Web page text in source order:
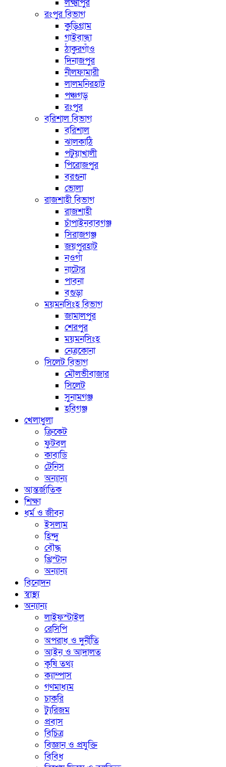
লক্ষ্মীপুর
রংপুর বিভাগ
কুড়িগ্রাম
গাইবান্ধা
ঠাকুরগাঁও
দিনাজপুর
নীলফামারী
লালমনিরহাট
পঞ্চগড়
রংপুর
বরিশাল বিভাগ
বরিশাল
ঝালকাঠি
পটুয়াখালী
পিরোজপুর
বরগুনা
ভোলা
রাজশাহী বিভাগ
রাজশাহী
চাঁপাইনবাবগঞ্জ
সিরাজগঞ্জ
জয়পুরহাট
নওগাঁ
নাটোর
পাবনা
বগুড়া
ময়মনসিংহ বিভাগ
জামালপুর
শেরপুর
ময়মনসিংহ
নেত্রকোনা
সিলেট বিভাগ
মৌলভীবাজার
সিলেট
সুনামগঞ্জ
হবিগঞ্জ
খেলাধুলা
ক্রিকেট
ফুটবল
কাবাডি
টেনিস
অন্যান্য
আন্তর্জাতিক
শিক্ষা
ধর্ম ও জীবন
ইসলাম
হিন্দু
বৌদ্ধ
খ্রিস্টান
অন্যান্য
বিনোদন
স্বাস্থ্য
অন্যান্য
লাইফস্টাইল
রেসিপি
অপরাধ ও দুর্নীতি
আইন ও আদালত
কৃষি তথ্য
ক্যাম্পাস
গণমাধ্যম
চাকরি
ট্যুরিজম
প্রবাস
বিচিত্র
বিজ্ঞান ও প্রযুক্তি
বিবিধ